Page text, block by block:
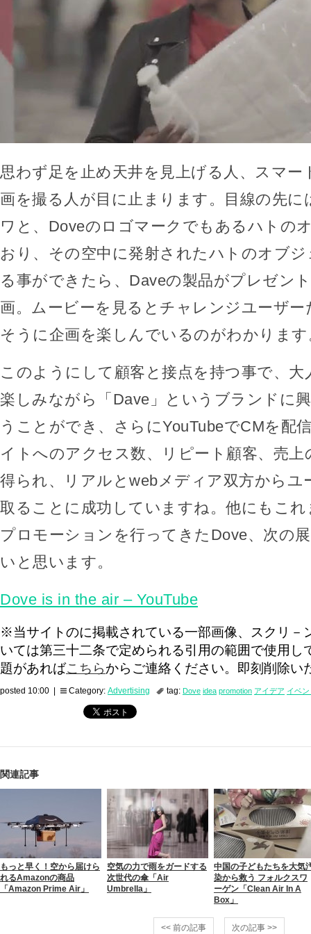
思わず足を止め天井を見上げる人、スマー
画を撮る人が目に止まります。目線の先に
ワと、Doveのロゴマークでもあるハトの
おり、その空中に発射されたハトのオブ
る事ができたら、Daveの製品がプレゼン
画。ムービーを見るとチャレンジユーザ
そうに企画を楽しんでいるのがわかります
このようにして顧客と接点を持つ事で、大
楽しみながら「Dave」というブランドに
うことができ、さらにYouTubeでCMを配
イトへのアクセス数、リピート顧客、売上
得られ、リアルとwebメディア双方からユ
取ることに成功していますね。他にもこ
プロモーションを行ってきたDove、次の
いと思います。
Dove is in the air – YouTube
※当サイトのに掲載されている一部画像、スクリ－
いては第三十二条で定められる引用の範囲で使用し
題があればこちらからご連絡ください。即刻削除い
posted 10:00 | Category: Advertising tag: Dove idea promotion アイデア イベン
関連記事
もっと早く！空から届けら
れるAmazonの商品
「Amazon Prime Air」
空気の力で雨をガードする
次世代の傘「Air
Umbrella」
中国の子どもたちを大気
染から救う フォルクスワ
ーゲン「Clean Air In A
Box」
<< 前の記事 次の記事 >>